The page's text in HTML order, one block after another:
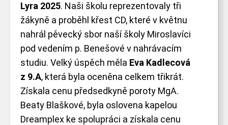
SKIP TO
CONTENT
Lyra 2025. Naši školu reprezentovaly tři
žákyně a proběhl křest CD, které v květnu
nahrál pěvecký sbor naší školy Miroslavíci
pod vedením p. Benešové v nahrávacím
studiu. Velký úspěch měla Eva Kadlecová
z 9.A, která byla oceněna celkem třikrát.
Získala cenu předsedkyně poroty MgA.
Beaty Blaškové, byla oslovena kapelou
Dreamplex ke spolupráci a získala cenu